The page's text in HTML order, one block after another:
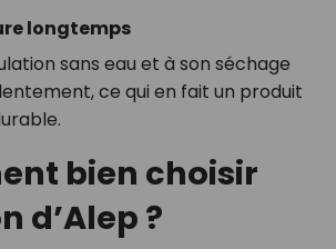
longtemps
sans eau et à son séchage
ce qui en fait un produit
bien choisir
d’Alep ?